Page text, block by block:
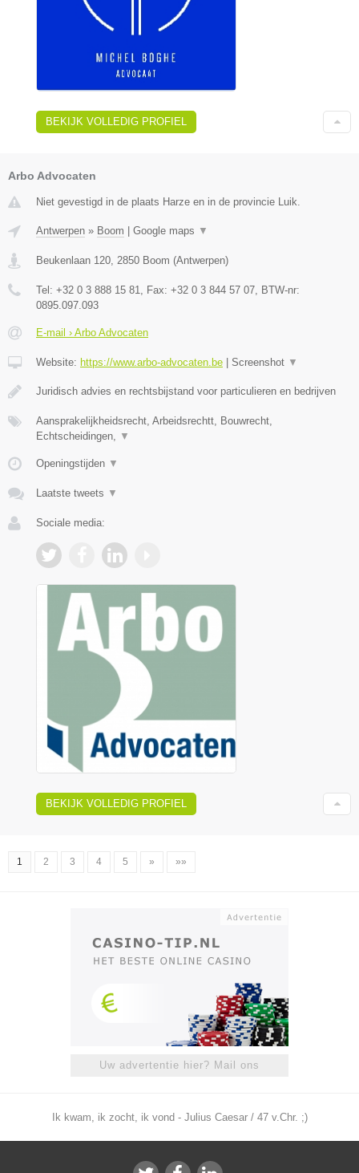
BEKIJK VOLLEDIG PROFIEL
Arbo Advocaten
Niet gevestigd in de plaats Harze en in de provincie Luik.
Antwerpen » Boom | Google maps ▼
Beukenlaan 120 2850 Boom (Antwerpen)
Tel: +32 0 3 888 15 81 , Fax: +32 0 3 844 57 07 , BTW-nr:
0895.097.093
E-mail › Arbo Advocaten
Website: https://www.arbo-advocaten.be | Screenshot ▼
Juridisch advies en rechtsbijstand voor particulieren en bedrijven
Aansprakelijkheidsrecht, Arbeidsrechtt, Bouwrecht,
Echtscheidingen,
▼
Openingstijden ▼
Laatste tweets ▼
Sociale media:
BEKIJK VOLLEDIG PROFIEL
1 2 3 4 5 » »»
Uw advertentie hier? Mail ons
Ik kwam, ik zocht, ik vond - Julius Caesar / 47 v.Chr. ;)